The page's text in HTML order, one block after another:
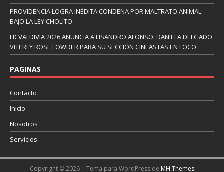
PROVIDENCIA LOGRA INÉDITA CONDENA POR MALTRATO ANIMAL
BAJO LA LEY CHOLITO
FICVALDIVIA 2026 ANUNCIA A LISANDRO ALONSO, DANIELA DELGADO
VITERI Y ROSE LOWDER PARA SU SECCIÓN CINEASTAS EN FOCO
PAGINAS
Contacto
Inicio
Nosotros
Servicios
Copyright © 2026 | Tema para WordPress de MH Themes